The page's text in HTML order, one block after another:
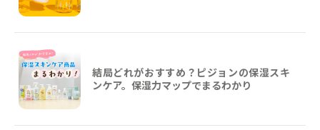
結局どれがおすすめ？ピジョンの保湿スキ
ンケア。保湿力マップでまるわかり